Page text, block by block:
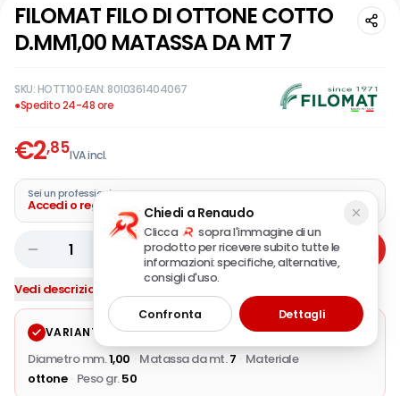
FILOMAT FILO DI OTTONE COTTO
D.MM1,00 MATASSA DA MT 7
SKU:HOTT100·EAN: 8010361404067
●Spedito 24-48 ore
€2,85IVA incl.
Sei un professionista?
Accedi o registra la tua azienda
1 Aggiungi
Vedi descrizione completa
VARIANTE SELEZIONATA Modifica
Diametro mm.1,00 · Matassa da mt. 7 · Materiale
ottone · Peso gr.50
Chiedi a Renaudo
Clicca
sopra l'immagine di un
prodotto per ricevere subito tutte le
informazioni: specifiche, alternative,
consigli d'uso.
Confronta Dettagli